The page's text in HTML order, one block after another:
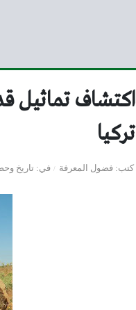
اكتشاف تماثيل
تركيا
كتب فضول المعرفة في تاريخ